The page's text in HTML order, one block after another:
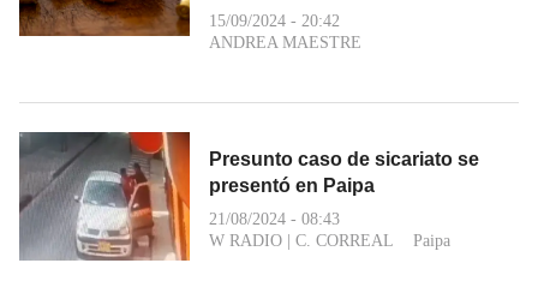
15/09/2024 - 20:42
ANDREA MAESTRE
Presunto caso de sicariato se
presentó en Paipa
21/08/2024 - 08:43
W RADIO
C. CORREAL Paipa